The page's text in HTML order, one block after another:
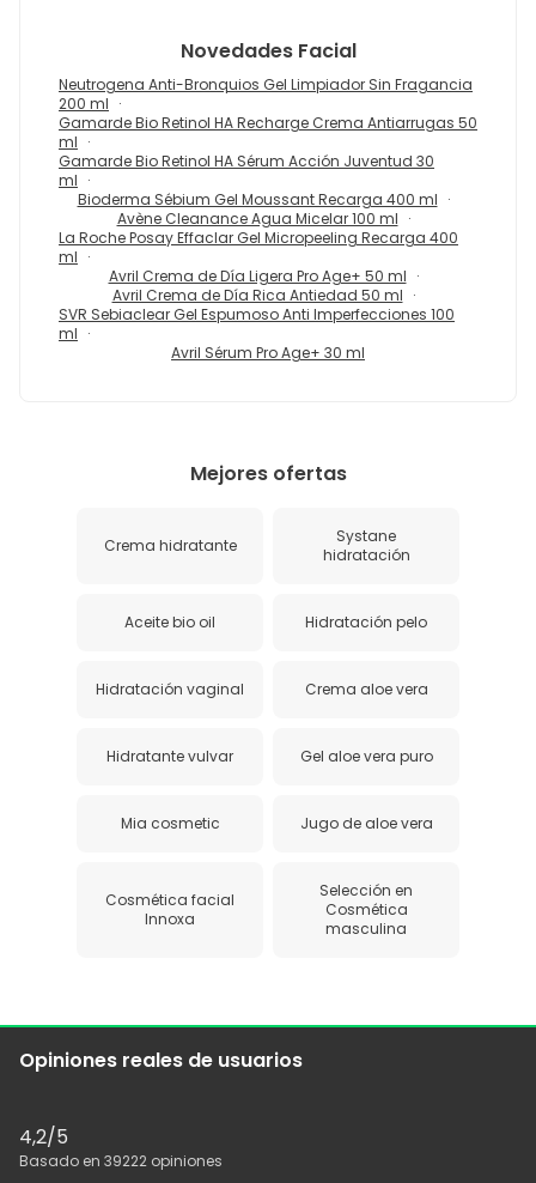
Novedades Facial
Neutrogena Anti-Bronquios Gel Limpiador Sin Fragancia
200 ml
Gamarde Bio Retinol HA Recharge Crema Antiarrugas 50
ml
Gamarde Bio Retinol HA Sérum Acción Juventud 30
ml
Bioderma Sébium Gel Moussant Recarga 400 ml
Avène Cleanance Agua Micelar 100 ml
La Roche Posay Effaclar Gel Micropeeling Recarga 400
ml
Avril Crema de Día Ligera Pro Age+ 50 ml
Avril Crema de Día Rica Antiedad 50 ml
SVR Sebiaclear Gel Espumoso Anti Imperfecciones 100
ml
Avril Sérum Pro Age+ 30 ml
Mejores ofertas
Crema hidratante
Systane
hidratación
Aceite bio oil Hidratación pelo
Hidratación vaginal Crema aloe vera
Hidratante vulvar Gel aloe vera puro
Mia cosmetic Jugo de aloe vera
Cosmética facial
Innoxa
Selección en
Cosmética
masculina
Opiniones reales de usuarios
4,2/5
Basado en 39222 opiniones